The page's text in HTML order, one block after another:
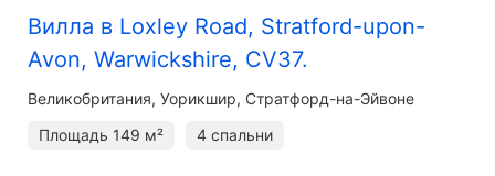
Вилла в Loxley Road, Stratford-upon-
Avon, Warwickshire, CV37.
Великобритания, Уорикшир, Стратфорд-на-Эйвоне
Площадь 149 м² 4 спальни